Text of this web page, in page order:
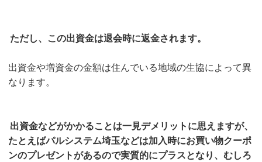
ただし、この出資金は退会時に返金されます。
出資金や増資金の金額は住んでいる地域の生協によって異
なります。
出資金などがかかることは一見デメリットに思えますが、
たとえばパルシステム埼玉などは加入時にお買い物クーポ
ンのプレゼントがあるので実質的にプラスとなり、むしろ